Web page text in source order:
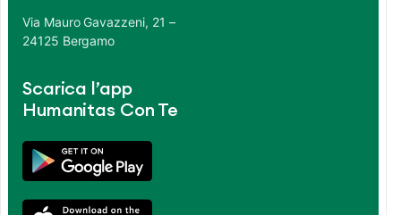
Via Mauro Gavazzeni, 21 –
24125 Bergamo
Scarica l’app
Humanitas Con Te